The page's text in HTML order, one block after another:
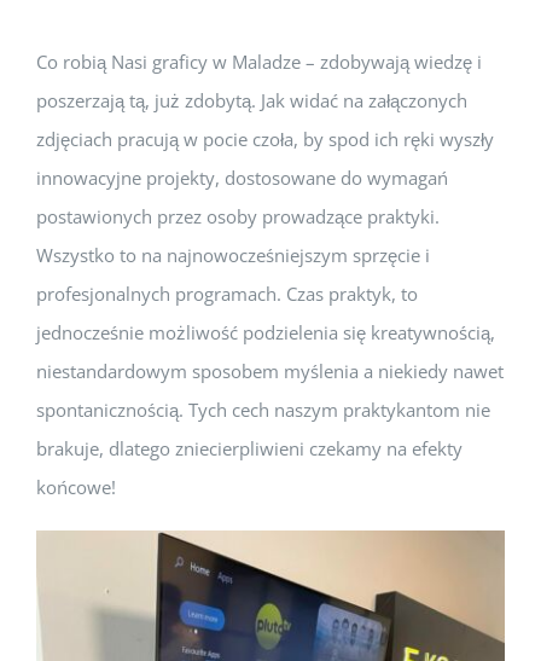
Co robią Nasi graficy w Maladze – zdobywają wiedzę i
poszerzają tą, już zdobytą. Jak widać na załączonych
zdjęciach pracują w pocie czoła, by spod ich ręki wyszły
innowacyjne projekty, dostosowane do wymagań
postawionych przez osoby prowadzące praktyki.
Wszystko to na najnowocześniejszym sprzęcie i
profesjonalnych programach. Czas praktyk, to
jednocześnie możliwość podzielenia się kreatywnością,
niestandardowym sposobem myślenia a niekiedy nawet
spontanicznością. Tych cech naszym praktykantom nie
brakuje, dlatego zniecierpliwieni czekamy na efekty
końcowe!